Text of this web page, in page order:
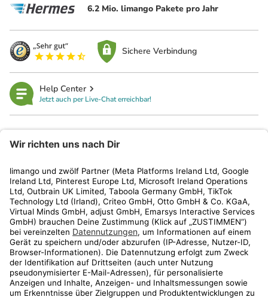
6.2 Mio. limango Pakete pro Jahr
Sichere Verbindung
Help Center
Jetzt auch per Live-Chat erreichbar!
Kundenservice
Shop
Aktionen
Travel